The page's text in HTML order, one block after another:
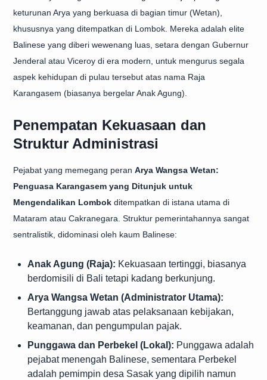
keturunan Arya yang berkuasa di bagian timur (Wetan),
khususnya yang ditempatkan di Lombok. Mereka adalah elite
Balinese yang diberi wewenang luas, setara dengan Gubernur
Jenderal atau Viceroy di era modern, untuk mengurus segala
aspek kehidupan di pulau tersebut atas nama Raja
Karangasem (biasanya bergelar Anak Agung).
Penempatan Kekuasaan dan
Struktur Administrasi
Pejabat yang memegang peran Arya Wangsa Wetan:
Penguasa Karangasem yang Ditunjuk untuk
Mengendalikan Lombok ditempatkan di istana utama di
Mataram atau Cakranegara. Struktur pemerintahannya sangat
sentralistik, didominasi oleh kaum Balinese:
Anak Agung (Raja): Kekuasaan tertinggi, biasanya
berdomisili di Bali tetapi kadang berkunjung.
Arya Wangsa Wetan (Administrator Utama):
Bertanggung jawab atas pelaksanaan kebijakan,
keamanan, dan pengumpulan pajak.
Punggawa dan Perbekel (Lokal): Punggawa adalah
pejabat menengah Balinese, sementara Perbekel
adalah pemimpin desa Sasak yang dipilih namun